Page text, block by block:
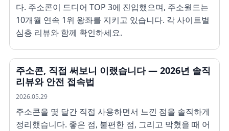
다. 주소콘이 드디어 TOP 3에 진입했으며, 주소월드는
10개월 연속 1위 왕좌를 지키고 있습니다. 각 사이트별
심층 리뷰와 함께 확인하세요.
주소콘, 직접 써보니 이랬습니다 — 2026년 솔직
리뷰와 안전 접속법
2026.05.29
주소콘을 몇 달간 직접 사용하면서 느낀 점을 솔직하게
정리했습니다. 좋은 점, 불편한 점, 그리고 막혔을 때 어